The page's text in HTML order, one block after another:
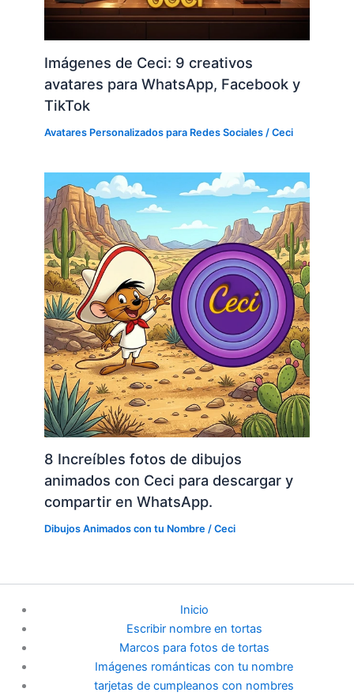
Imágenes de Ceci: 9 creativos
avatares para WhatsApp, Facebook y
TikTok
Avatares Personalizados para Redes Sociales /Ceci
8 Increíbles fotos de dibujos
animados con Ceci para descargar y
compartir en WhatsApp.
Dibujos Animados con tu Nombre /Ceci
Inicio
Escribir nombre en tortas
Marcos para fotos de tortas
Imágenes románticas con tu nombre
tarjetas de cumpleanos con nombres